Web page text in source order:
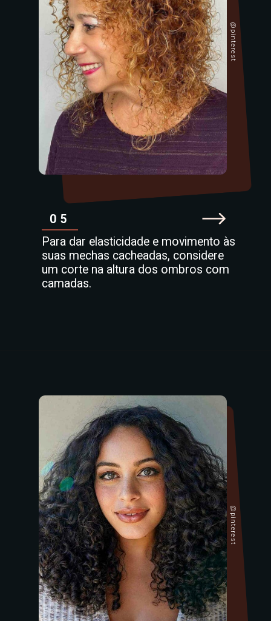
05
Para dar elasticidade e movimento às
suas mechas cacheadas, considere
um corte na altura dos ombros com
camadas.
@pinterest
@pinterest